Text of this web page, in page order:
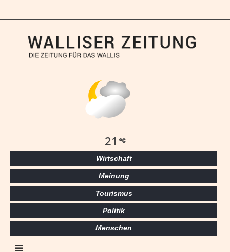
21
Wirtschaft
Meinung
Tourismus
Politik
Menschen